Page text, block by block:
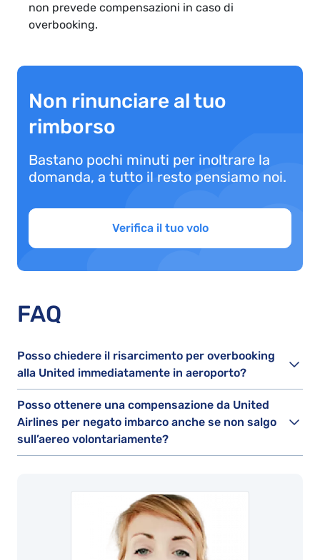
non prevede compensazioni in caso di
overbooking.
Non rinunciare al tuo
rimborso
Bastano pochi minuti per inoltrare la
domanda, a tutto il resto pensiamo noi.
Verifica il tuo volo
FAQ
Posso chiedere il risarcimento per overbooking
alla United immediatamente in aeroporto?
Posso ottenere una compensazione da United
Airlines per negato imbarco anche se non salgo
sull’aereo volontariamente?